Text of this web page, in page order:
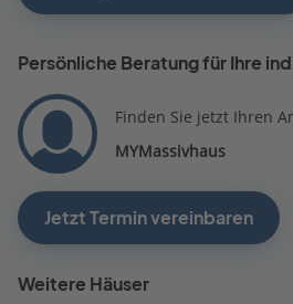
Persönliche Beratung für Ihre
Finden Sie jetzt Ihren
MYMassivhaus
Jetzt Termin vereinbaren
Weitere Häuser